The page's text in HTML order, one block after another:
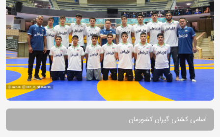
اسامی کشتی گیران کشورمان